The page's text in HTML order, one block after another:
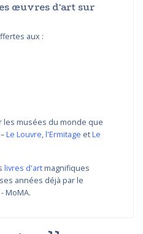
œuvres d'art sur
aux :
les musées du monde que
Le Louvre,l'Ermitage etLe
livres d'artmagnifiques
années déjà par le
MoMA.